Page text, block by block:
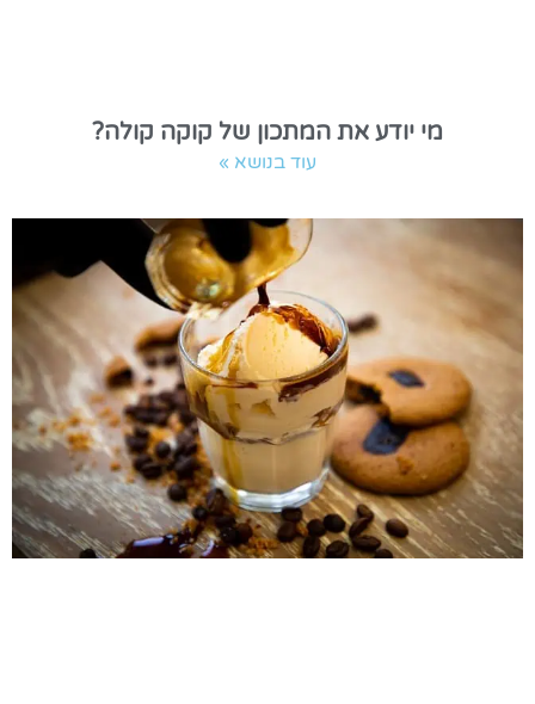
מי יודע את המתכון של קוקה קולה?
עוד בנושא »